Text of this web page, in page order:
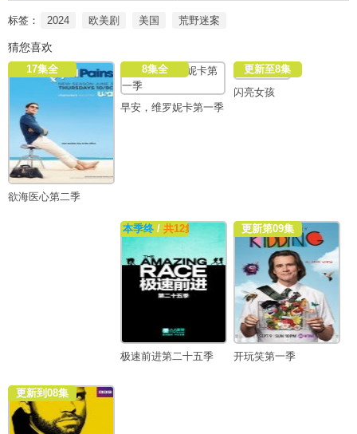
标签： 2024 欧美剧 美国 荒野迷案
猜您喜欢
17集全
欲海医心第二季
8集全
早安，维罗妮卡第一季
更新至8集
闪亮女孩
本季终 /共12集
极速前进第二十五季
更新第09集
开玩笑第一季
更新到08集